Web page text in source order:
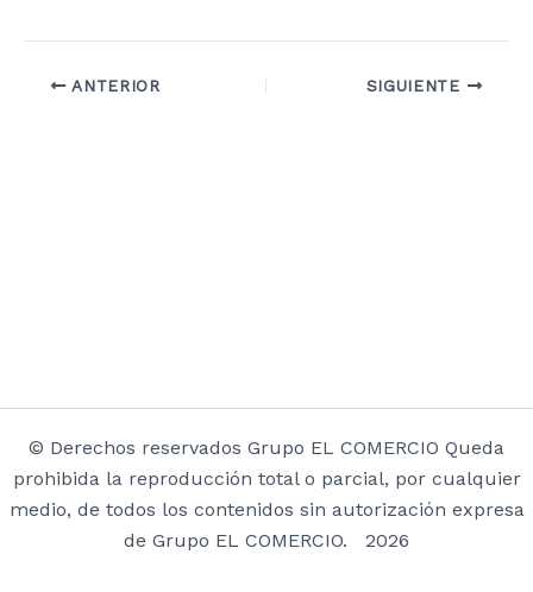
ANTERIOR SIGUIENTE
© Derechos reservados Grupo EL COMERCIO Queda
prohibida la reproducción total o parcial, por cualquier
medio, de todos los contenidos sin autorización expresa
de Grupo EL COMERCIO. 2026